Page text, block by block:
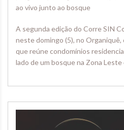
ao vivo junto ao bosque
A segunda edição do Corre SIN
neste domingo (5), no
que reúne condomínios
lado de um bosque na Zona